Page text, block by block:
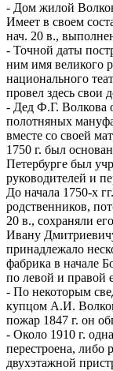
- Дом жилой
Имеет в своем
нач. 20 в.,
- Точной даты
ним имя великого
национального
провел здесь свои
- Дед Ф.Г. Волкова
полотняных
вместе со своей
1750 г. был
Петербурге был
руководителей и
До начала 1750-х
родственников,
20 в., сохраняли
Ивану
принадлежало
фабрика в начале
по левой и правой
- По некоторым
купцом А.И.
пожар 1847 г. он
- Около 1910 г.
перестроена, либо
двухэтажной